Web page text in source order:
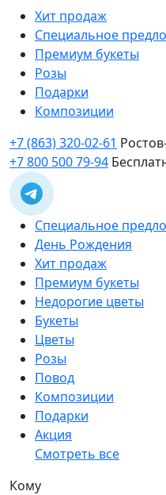
Хит продаж
Специальное
Премиум букеты
Розы
Подарки
Композиции
+7 (863) 320-02-61
+7 800 500 79-94
Специальное
День Рождения
Хит продаж
Премиум букеты
Недорогие цветы
Букеты
Цветы
Розы
Повод
Композиции
Подарки
Акция
Смотреть все
Кому